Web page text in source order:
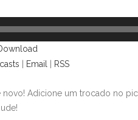
Email RSS
Adicione um trocado no